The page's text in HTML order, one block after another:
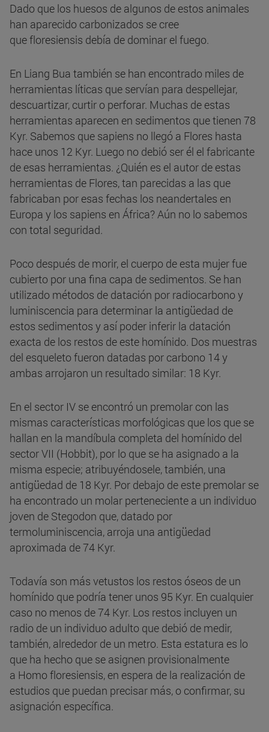
Dado que los huesos de algunos de estos animales
han aparecido carbonizados se cree
que floresiensis debía de dominar el fuego.
En Liang Bua también se han encontrado miles de
herramientas líticas que servían para despellejar,
descuartizar, curtir o perforar. Muchas de estas
herramientas aparecen en sedimentos que tienen 78
Kyr. Sabemos que sapiens no llegó a Flores hasta
hace unos 12 Kyr. Luego no debió ser él el fabricante
de esas herramientas. ¿Quién es el autor de estas
herramientas de Flores, tan parecidas a las que
fabricaban por esas fechas los neandertales en
Europa y los sapiens en África? Aún no lo sabemos
con total seguridad.
Poco después de morir, el cuerpo de esta mujer fue
cubierto por una fina capa de sedimentos. Se han
utilizado métodos de datación por radiocarbono y
luminiscencia para determinar la antigüedad de
estos sedimentos y así poder inferir la datación
exacta de los restos de este homínido. Dos muestras
del esqueleto fueron datadas por carbono 14 y
ambas arrojaron un resultado similar: 18 Kyr.
En el sector IV se encontró un premolar con las
mismas características morfológicas que los que se
hallan en la mandíbula completa del homínido del
sector VII (Hobbit), por lo que se ha asignado a la
misma especie; atribuyéndosele, también, una
antigüedad de 18 Kyr. Por debajo de este premolar se
ha encontrado un molar perteneciente a un individuo
joven de Stegodon que, datado por
termoluminiscencia, arroja una antigüedad
aproximada de 74 Kyr.
Todavía son más vetustos los restos óseos de un
homínido que podría tener unos 95 Kyr. En cualquier
caso no menos de 74 Kyr. Los restos incluyen un
radio de un individuo adulto que debió de medir,
también, alrededor de un metro. Esta estatura es lo
que ha hecho que se asignen provisionalmente
a Homo floresiensis, en espera de la realización de
estudios que puedan precisar más, o confirmar, su
asignación específica.